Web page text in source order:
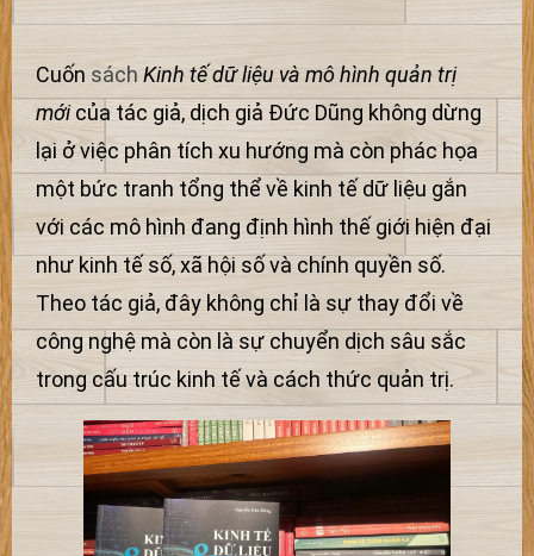
Cuốn sách Kinh tế dữ liệu và mô hình quản trị
mới của tác giả, dịch giả Đức Dũng không dừng
lại ở việc phân tích xu hướng mà còn phác họa
một bức tranh tổng thể về kinh tế dữ liệu gắn
với các mô hình đang định hình thế giới hiện đại
như kinh tế số, xã hội số và chính quyền số.
Theo tác giả, đây không chỉ là sự thay đổi về
công nghệ mà còn là sự chuyển dịch sâu sắc
trong cấu trúc kinh tế và cách thức quản trị.